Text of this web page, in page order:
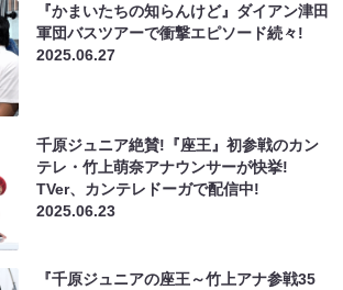
『かまいたちの知らんけど』ダイアン津田
軍団バスツアーで衝撃エピソード続々!
2025.06.27
千原ジュニア絶賛!『座王』初参戦のカン
テレ・竹上萌奈アナウンサーが快挙!
TVer、カンテレドーガで配信中!
2025.06.23
『千原ジュニアの座王～竹上アナ参戦35